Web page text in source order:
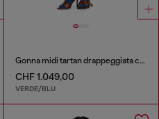
Gonna midi tartan drappeggiata con bordo in pizzo
CHF 1.049,00
VERDE/BLU